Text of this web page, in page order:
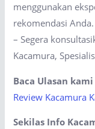
menggunakan
rekomendasi Anda.
– Segera
Kacamura,
Baca Ulasan
Review Kacamura
Sekilas Info